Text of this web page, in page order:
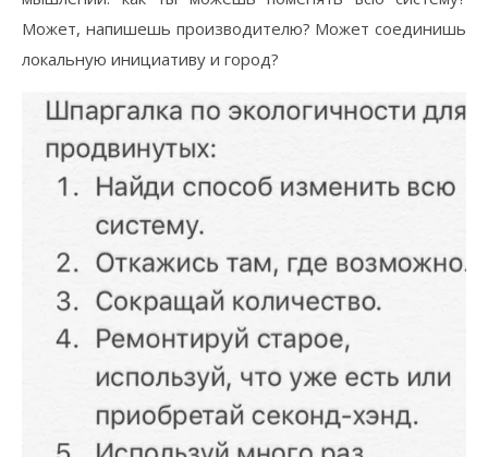
Может, напишешь производителю? Может соединишь
локальную инициативу и город?